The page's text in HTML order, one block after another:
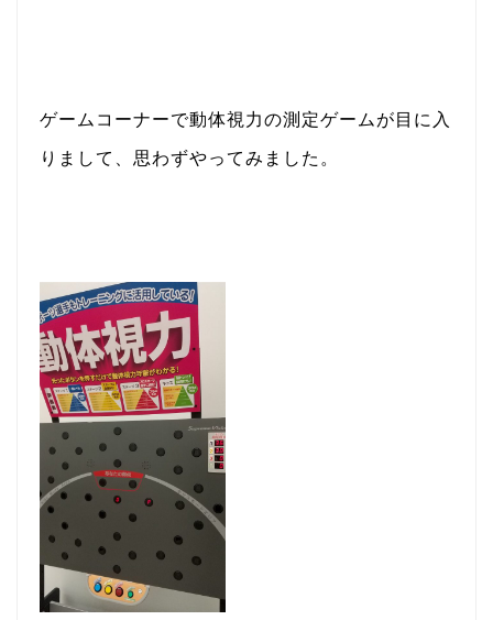
ゲームコーナーで動体視力の測定ゲームが目に入
りまして、思わずやってみました。